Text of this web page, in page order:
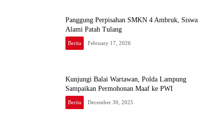
Panggung Perpisahan SMKN 4 Ambruk, Siswa
Alami Patah Tulang
Berita February 17, 2026
Kunjungi Balai Wartawan, Polda Lampung
Sampaikan Permohonan Maaf ke PWI
Berita December 30, 2025